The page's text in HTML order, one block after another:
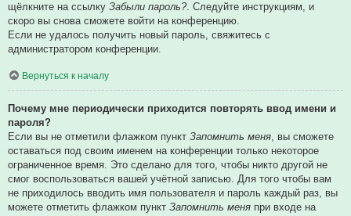
щёлкните на ссылку Забыли пароль?. Следуйте инструкциям, и
скоро вы снова сможете войти на конференцию.
Если не удалось получить новый пароль, свяжитесь с
администратором конференции.
Вернуться к началу
Почему мне периодически приходится повторять ввод имени и
пароля?
Если вы не отметили флажком пункт Запомнить меня , вы сможете
оставаться под своим именем на конференции только некоторое
ограниченное время. Это сделано для того, чтобы никто другой не
смог воспользоваться вашей учётной записью. Для того чтобы вам
не приходилось вводить имя пользователя и пароль каждый раз, вы
можете отметить флажком пункт Запомнить меня при входе на